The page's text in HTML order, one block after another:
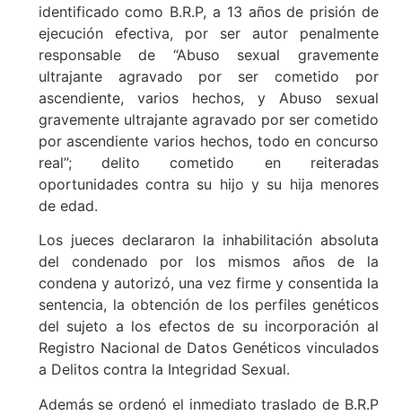
identificado como B.R.P, a 13 años de prisión de
ejecución efectiva, por ser autor penalmente
responsable de “Abuso sexual gravemente
ultrajante agravado por ser cometido por
ascendiente, varios hechos, y Abuso sexual
gravemente ultrajante agravado por ser cometido
por ascendiente varios hechos, todo en concurso
real”; delito cometido en reiteradas
oportunidades contra su hijo y su hija menores
de edad.
Los jueces declararon la inhabilitación absoluta
del condenado por los mismos años de la
condena y autorizó, una vez firme y consentida la
sentencia, la obtención de los perfiles genéticos
del sujeto a los efectos de su incorporación al
Registro Nacional de Datos Genéticos vinculados
a Delitos contra la Integridad Sexual.
Además se ordenó el inmediato traslado de B.R.P